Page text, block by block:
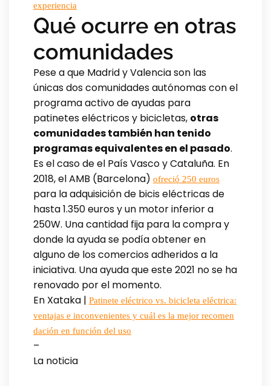
experiencia
Qué ocurre en otras
comunidades
Pese a que Madrid y Valencia son las
únicas dos comunidades autónomas con el
programa activo de ayudas para
patinetes eléctricos y bicicletas, otras
comunidades también han tenido
programas equivalentes en el pasado.
Es el caso de el País Vasco y Cataluña. En
2018, el AMB (Barcelona) ofreció 250 euros
para la adquisición de bicis eléctricas de
hasta 1.350 euros y un motor inferior a
250W. Una cantidad fija para la compra y
donde la ayuda se podía obtener en
alguno de los comercios adheridos a la
iniciativa. Una ayuda que este 2021 no se ha
renovado por el momento.
En Xataka | Patinete eléctrico vs. bicicleta eléctrica:
ventajas e inconvenientes y cuál es la mejor recomen
dación en función del uso
–
La noticia